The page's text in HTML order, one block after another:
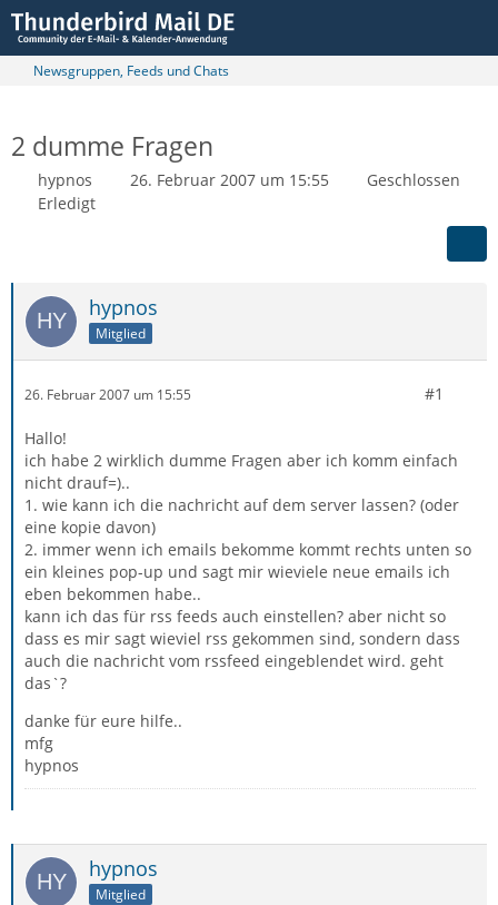
Newsgruppen, Feeds und Chats
2 dumme Fragen
hypnos 26. Februar 2007 um 15:55
Geschlossen
Erledigt
hypnos
Mitglied
26. Februar 2007 um 15:55 #1
Hallo!
ich habe 2 wirklich dumme Fragen aber ich komm einfach
nicht drauf=)..
1. wie kann ich die nachricht auf dem server lassen? (oder
eine kopie davon)
2. immer wenn ich emails bekomme kommt rechts unten so
ein kleines pop-up und sagt mir wieviele neue emails ich
eben bekommen habe..
kann ich das für rss feeds auch einstellen? aber nicht so
dass es mir sagt wieviel rss gekommen sind, sondern dass
auch die nachricht vom rssfeed eingeblendet wird. geht
das`?
danke für eure hilfe..
mfg
hypnos
hypnos
Mitglied